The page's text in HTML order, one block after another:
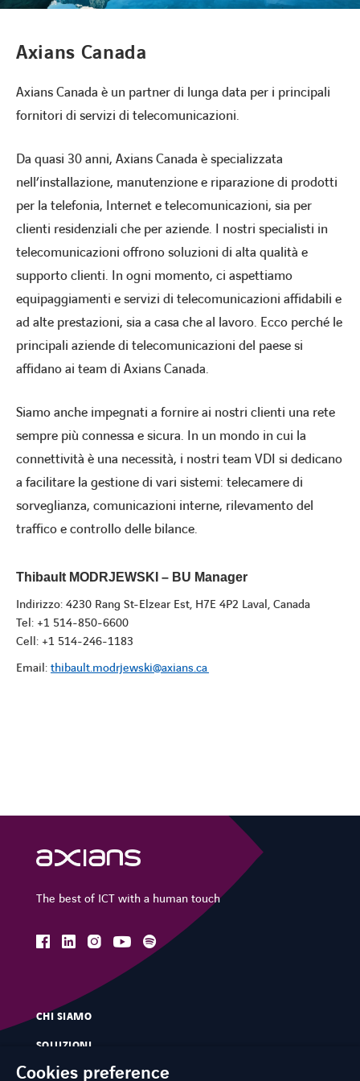
Contatti
FACEBOOKLINKEDIN
Contatti
Axians Canada
Axians Canada è un partner di lunga data per i principali
fornitori di servizi di telecomunicazioni.
Da quasi 30 anni, Axians Canada è specializzata
nell’installazione, manutenzione e riparazione di prodotti
per la telefonia, Internet e telecomunicazioni, sia per
clienti residenziali che per aziende. I nostri specialisti in
telecomunicazioni offrono soluzioni di alta qualità e
supporto clienti. In ogni momento, ci aspettiamo
equipaggiamenti e servizi di telecomunicazioni affidabili e
ad alte prestazioni, sia a casa che al lavoro. Ecco perché le
principali aziende di telecomunicazioni del paese si
affidano ai team di Axians Canada.
Siamo anche impegnati a fornire ai nostri clienti una rete
sempre più connessa e sicura. In un mondo in cui la
connettività è una necessità, i nostri team VDI si dedicano
a facilitare la gestione di vari sistemi: telecamere di
sorveglianza, comunicazioni interne, rilevamento del
traffico e controllo delle bilance.
Thibault MODRJEWSKI – BU Manager
Indirizzo: 4230 Rang St-Elzear Est, H7E 4P2 Laval, Canada
Tel: +1 514-850-6600
Cell: +1 514-246-1183
Email: thibault.modrjewski@axians.ca
The best of ICT with a human touch
facebooklinkedininstagramyoutube
spotify
CHI SIAMO
SOLUZIONI
SERVIZI
Cookies preference